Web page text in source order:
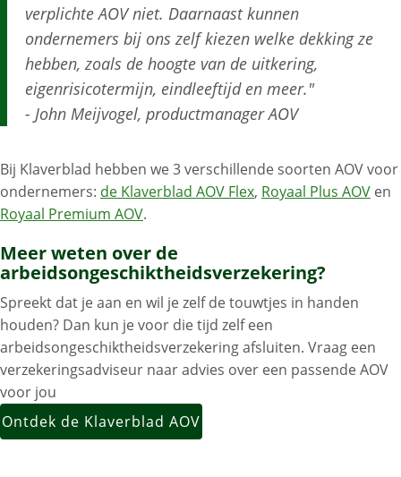
verplichte AOV niet. Daarnaast kunnen
ondernemers bij ons zelf kiezen welke dekking ze
hebben, zoals de hoogte van de uitkering,
eigenrisicotermijn, eindleeftijd en meer."
- John Meijvogel, productmanager AOV
Bij Klaverblad hebben we 3 verschillende soorten AOV voor
ondernemers: de Klaverblad AOV Flex, Royaal Plus AOV en
Royaal Premium AOV.
Meer weten over de
arbeidsongeschiktheidsverzekering?
Spreekt dat je aan en wil je zelf de touwtjes in handen
houden? Dan kun je voor die tijd zelf een
arbeidsongeschiktheidsverzekering afsluiten. Vraag een
verzekeringsadviseur naar advies over een passende AOV
voor jou
Ontdek de Klaverblad AOV